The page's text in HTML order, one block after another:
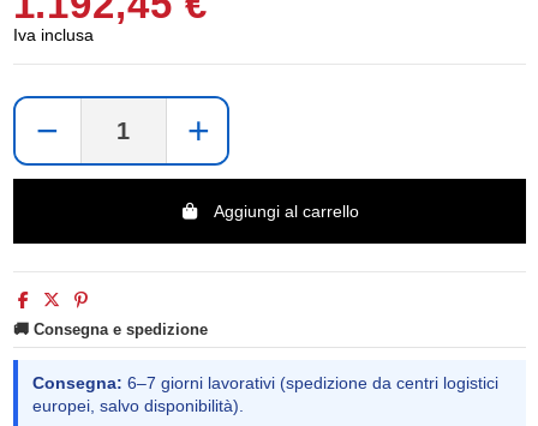
Iva inclusa
− +
Aggiungi al carrello
🚚 Consegna e spedizione
Consegna: 6–7 giorni lavorativi (spedizione da centri logistici
europei, salvo disponibilità).